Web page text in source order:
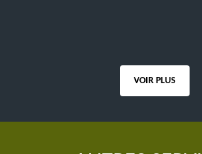
VOIR PLUS